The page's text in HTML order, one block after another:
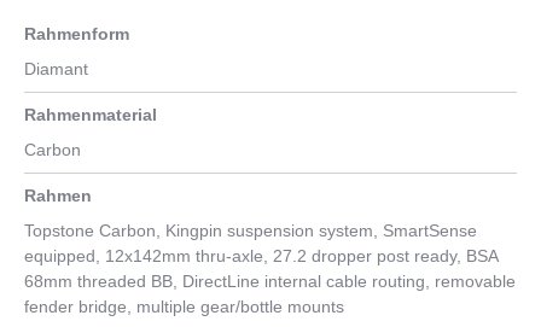
Gewicht in kg
8
Zoll
28
Rahmenform
Diamant
Rahmenmaterial
Carbon
Rahmen
Topstone Carbon, Kingpin suspension system, SmartSense
equipped, 12x142mm thru-axle, 27.2 dropper post ready, BSA
68mm threaded BB, DirectLine internal cable routing, removable
fender bridge, multiple gear/bottle mounts